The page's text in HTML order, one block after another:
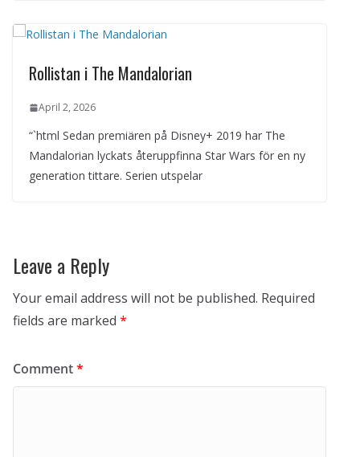
Rollistan i The Mandalorian
April 2, 2026
“`html Sedan premiären på Disney+ 2019 har The
Mandalorian lyckats återuppfinna Star Wars för en ny
generation tittare. Serien utspelar
Leave a Reply
Your email address will not be published. Required
fields are marked *
Comment*